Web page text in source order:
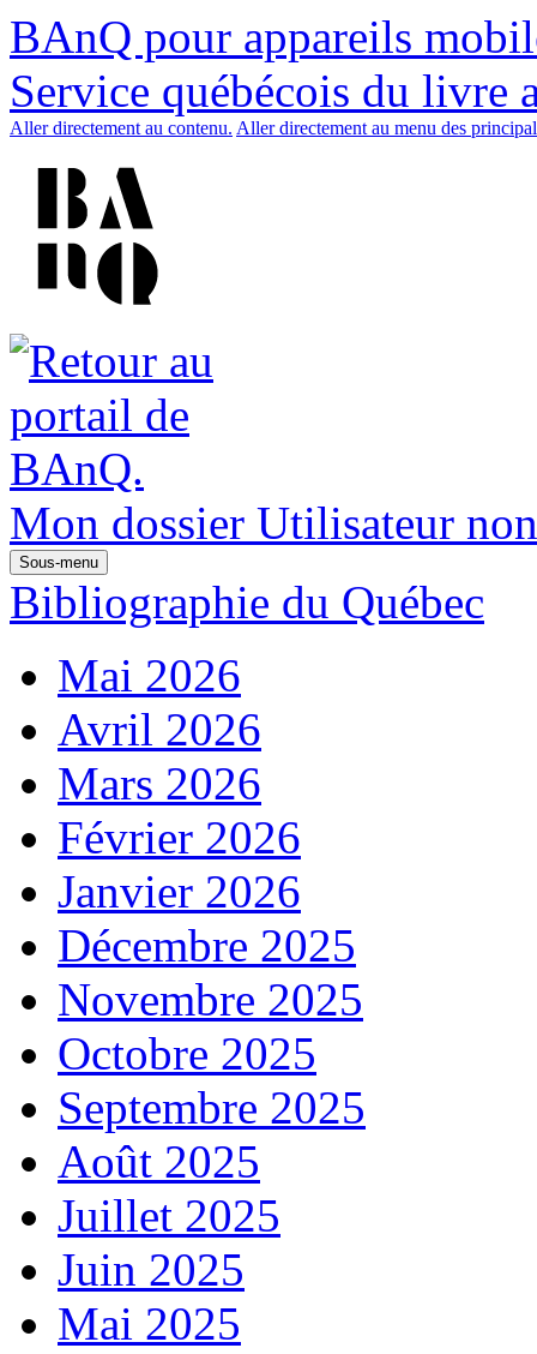
BAnQ pour appareils
Service québécois du livre
Aller directement au contenu. Aller directement au menu des
Mon dossier Utilisateur
Sous-menu
Bibliographie du Québec
Mai 2026
Avril 2026
Mars 2026
Février 2026
Janvier 2026
Décembre 2025
Novembre 2025
Octobre 2025
Septembre 2025
Août 2025
Juillet 2025
Juin 2025
Mai 2025